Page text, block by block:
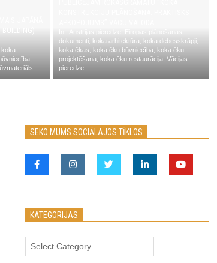
koka
dokumenti
koka arhitektūra koka debesskrāpji
koka ēkas
koka ēku būvniecība
koka ēku
projektēšana
koka ēku restaurācija Vācijas
pieredze
SEKO MUMS SOCIĀLAJOS TĪKLOS
KATEGORIJAS
Kategorijas